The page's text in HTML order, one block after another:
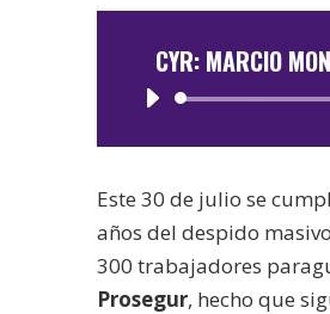
CYR: MARCIO
Este 30 de julio se
años del despido
300 trabajadores
Prosegur, hecho que